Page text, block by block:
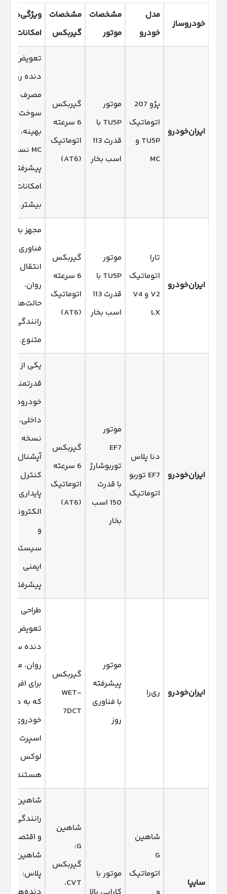
خودروساز
مدل
خودرو
مشخصات
موتور
مشخصات
گیربکس
ویژگی‌ها و
امکانات
ایران‌خودرو
پژو 207
اتوماتیک
TU5P و
MC
موتور
TU5P با
قدرت 113
اسب بخار
گیربکس
6 سرعته
اتوماتیک
(AT6)
تعویض
دنده روان،
مصرف
سوخت
بهینه، مدل
MC نسخه
پیشرفته‌تر
امکانات
بیشتر.
ایران‌خودرو
تارا
اتوماتیک
V2 و V4
LX
موتور
TU5P با
قدرت 113
اسب بخار
گیربکس
6 سرعته
اتوماتیک
(AT6)
مجهز به
انتقال قدرت
روان،
حالت‌های
رانندگی
متنوع.
ایران‌خودرو
دنا پلاس
EF7 توربو
اتوماتیک
موتور
EF7
توربوشارژ
با قدرت
150 اسب
بخار
گیربکس
6 سرعته
اتوماتیک
(AT6)
یکی از
خودروهای
داخلی،
نسخه
آپشنال با
کنترل
پایداری
الکترونیکی
و
ایمنی
پیشرفته.
ایران‌خودرو ری‌را
موتور
پیشرفته
با فناوری
روز
گیربکس
WET-
7DCT
طراحی
تعویض
دنده سریع
روان،
برای افرادی
که به دنبال
خودروی
اسپرت و
لوکس
هستند.
سایپا
شاهین
G
اتوماتیک
موتور با
شاهین
G:
گیربکس
CVT،
رانندگی نرم
و اقتصادی.
شاهین
پلاس: